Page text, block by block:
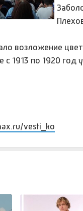
возложение
1913 по 1920 год
vesti_ko